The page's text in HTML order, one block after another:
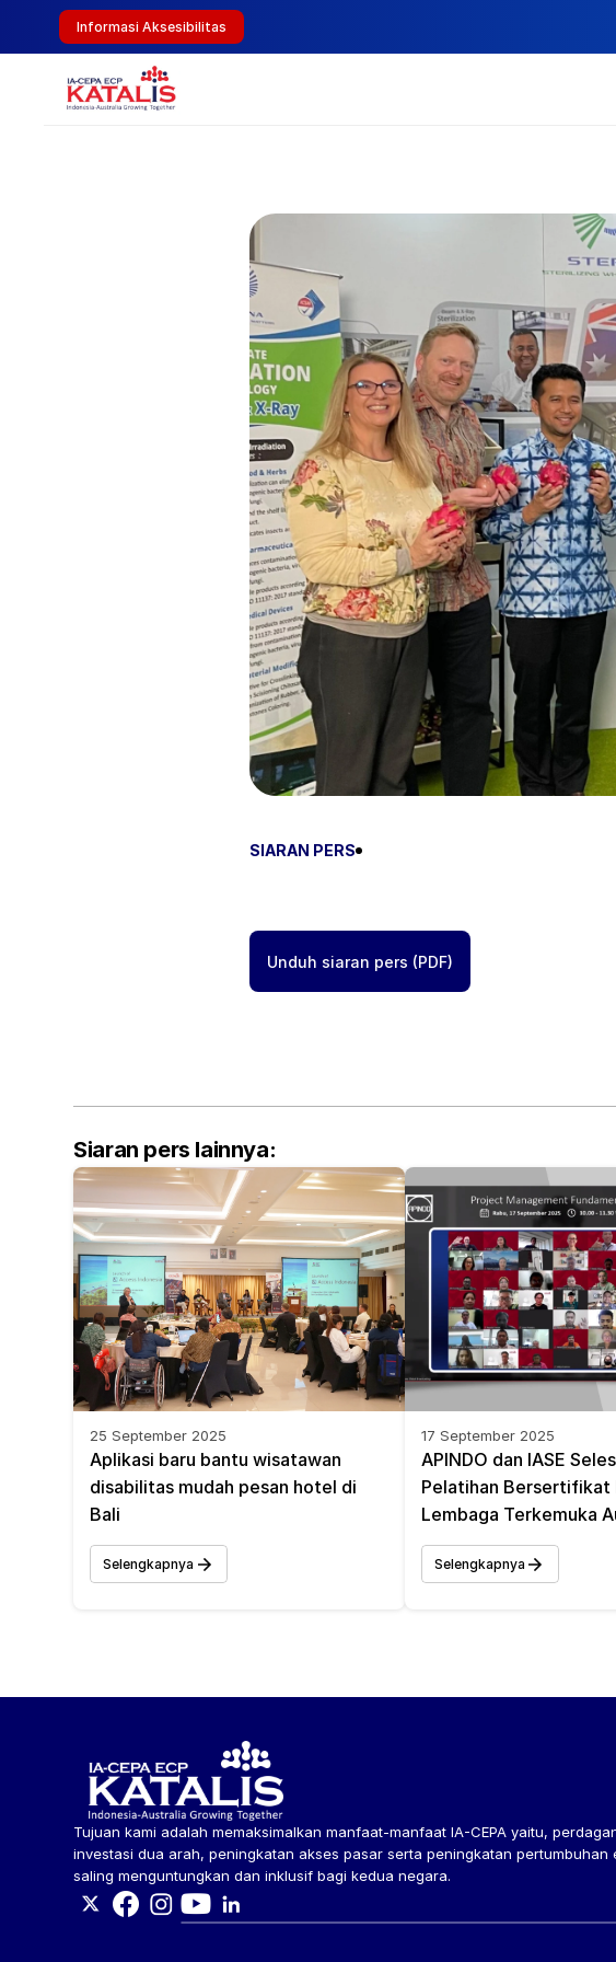
Informasi Aksesibilitas
SIARAN PERS
Unduh siaran pers (PDF)
Siaran pers lainnya:
25 September 2025
Aplikasi baru bantu wisatawan
disabilitas mudah pesan hotel di
Bali
Selengkapnya
17 September 2025
APINDO dan IASE
Pelatihan Bersertifikat
Lembaga Terkemuka
Selengkapnya
Tujuan kami adalah memaksimalkan manfaat-manfaat IA-CEPA yaitu,
investasi dua arah, peningkatan akses pasar serta peningkatan pertumbuhan
saling menguntungkan dan inklusif bagi kedua negara.